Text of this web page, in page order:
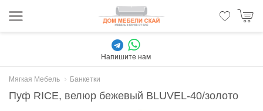
Напишите нам
Мягкая Мебель Банкетки
Пуф RICE, велюр бежевый BLUVEL-40/золото